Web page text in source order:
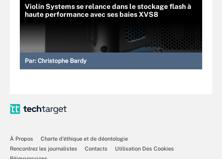
Violin Systems se relance dans le stockage flash à
haute performance avec ses baies XVS8
Par: Christophe Bardy
À Propos
Charte d’éthique et de déontologie
Rencontrez les journalistes
Contacts
Utilisation Des Cookies